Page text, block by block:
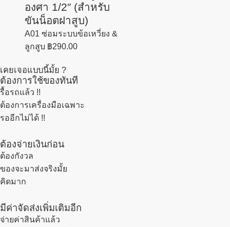
องศา 1/2″ (สำหรับ
ขันน็อตฝาสูบ)
A01 ซ่อมระบบข้อเหวี่ยง &
ลูกสูบ ฿290.00
เคยเจอแบบนี้มั้ย ?
ต้องการใช้ของทันที
รื้อรถแล้ว !!
ต้องการเครื่องมือเฉพาะ
รออีกไม่ได้ !!
ต้องจ่ายเงินก่อน
ต้องกังวล
ของจะมาส่งจริงมั้ย
คิดมาก
มีค่าจัดส่งเพิ่มเติมอีก
จ่ายค่าสินค้าแล้ว